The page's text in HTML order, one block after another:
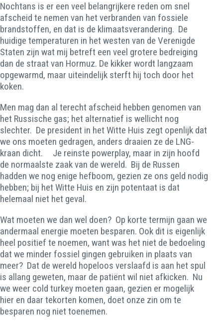
Nochtans is er een veel belangrijkere reden om snel
afscheid te nemen van het verbranden van fossiele
brandstoffen, en dat is de klimaatsverandering. De
huidige temperaturen in het westen van de Verenigde
Staten zijn wat mij betreft een veel grotere bedreiging
dan de straat van Hormuz. De kikker wordt langzaam
opgewarmd, maar uiteindelijk sterft hij toch door het
koken.
Men mag dan al terecht afscheid hebben genomen van
het Russische gas; het alternatief is wellicht nog
slechter. De president in het Witte Huis zegt openlijk dat
we ons moeten gedragen, anders draaien ze de LNG-
kraan dicht. Je reinste powerplay, maar in zijn hoofd
de normaalste zaak van de wereld. Bij de Russen
hadden we nog enige hefboom, gezien ze ons geld nodig
hebben; bij het Witte Huis en zijn potentaat is dat
helemaal niet het geval.
Wat moeten we dan wel doen? Op korte termijn gaan we
andermaal energie moeten besparen. Ook dit is eigenlijk
heel positief te noemen, want was het niet de bedoeling
dat we minder fossiel gingen gebruiken in plaats van
meer? Dat de wereld hopeloos verslaafd is aan het spul
is allang geweten, maar de patiënt wil niet afkicken. Nu
we weer cold turkey moeten gaan, gezien er mogelijk
hier en daar tekorten komen, doet onze zin om te
besparen nog niet toenemen.